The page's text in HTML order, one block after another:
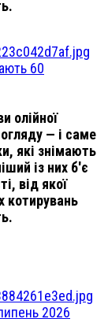
60
олійної
— і саме
які знімають
із них б'є
від якої
котирувань
2026